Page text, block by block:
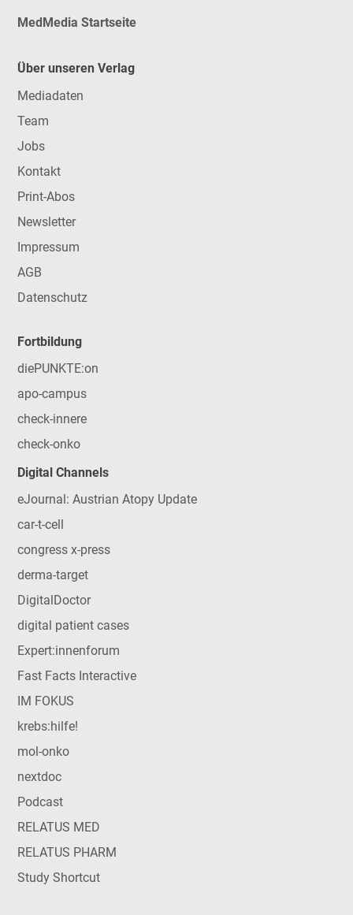
MedMedia Startseite
Über unseren Verlag
Mediadaten
Team
Jobs
Kontakt
Print-Abos
Newsletter
Impressum
AGB
Datenschutz
Fortbildung
diePUNKTE:on
apo-campus
check-innere
check-onko
Digital Channels
eJournal: Austrian Atopy Update
car-t-cell
congress x-press
derma-target
DigitalDoctor
digital patient cases
Expert:innenforum
Fast Facts Interactive
IM FOKUS
krebs:hilfe!
mol-onko
nextdoc
Podcast
RELATUS MED
RELATUS PHARM
Study Shortcut